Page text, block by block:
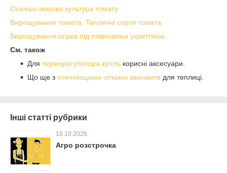
Осінньо-зимова культура томату
Вирощування томата. Тепличні сорти томата
Вирощування огірка під плівковими укриттями.
См. також
Для терморегулятора купіть корисні аксесуари.
Що ще з отеняющими сітками замовити для теплиці.
Інші статті рубрики
10.10.2025
Агро розстрочка